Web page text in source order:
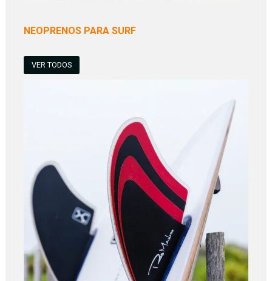
NEOPRENOS PARA SURF
VER TODOS